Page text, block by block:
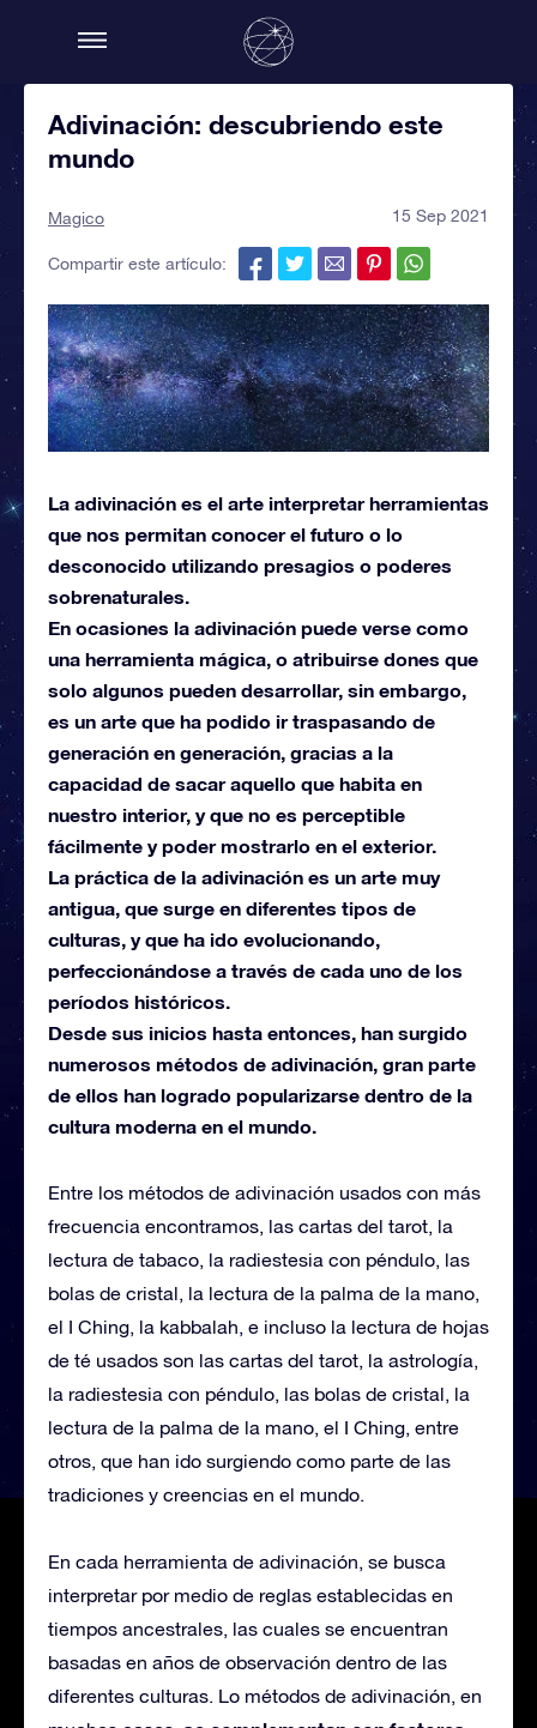
Adivinación: descubriendo este
mundo
Magico 15 Sep 2021
Compartir este artículo:
La adivinación es el arte interpretar herramientas
que nos permitan conocer el futuro o lo
desconocido utilizando presagios o poderes
sobrenaturales.
En ocasiones la adivinación puede verse como
una herramienta mágica, o atribuirse dones que
solo algunos pueden desarrollar, sin embargo,
es un arte que ha podido ir traspasando de
generación en generación, gracias a la
capacidad de sacar aquello que habita en
nuestro interior, y que no es perceptible
fácilmente y poder mostrarlo en el exterior.
La práctica de la adivinación es un arte muy
antigua, que surge en diferentes tipos de
culturas, y que ha ido evolucionando,
perfeccionándose a través de cada uno de los
períodos históricos.
Desde sus inicios hasta entonces, han surgido
numerosos métodos de adivinación, gran parte
de ellos han logrado popularizarse dentro de la
cultura moderna en el mundo.
Entre los métodos de adivinación usados con más
frecuencia encontramos, las cartas del tarot, la
lectura de tabaco, la radiestesia con péndulo, las
bolas de cristal, la lectura de la palma de la mano,
el I Ching, la kabbalah, e incluso la lectura de hojas
de té usados son las cartas del tarot, la astrología,
la radiestesia con péndulo, las bolas de cristal, la
lectura de la palma de la mano, el I Ching, entre
otros, que han ido surgiendo como parte de las
tradiciones y creencias en el mundo.
En cada herramienta de adivinación, se busca
interpretar por medio de reglas establecidas en
tiempos ancestrales, las cuales se encuentran
basadas en años de observación dentro de las
diferentes culturas. Lo métodos de adivinación, en